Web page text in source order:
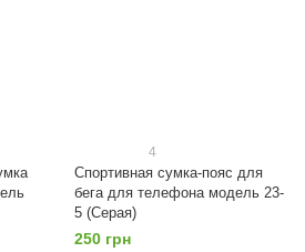
4
Спортивная сумка-пояс для
бега для телефона модель 23-
5 (Серая)
250 грн